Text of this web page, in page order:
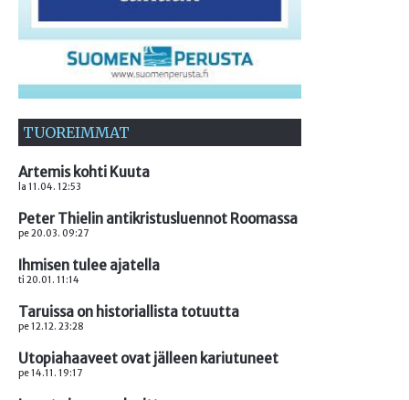
TUOREIMMAT
Artemis kohti Kuuta
la 11.04. 12:53
Peter Thielin antikristusluennot Roomassa
pe 20.03. 09:27
Ihmisen tulee ajatella
ti 20.01. 11:14
Taruissa on historiallista totuutta
pe 12.12. 23:28
Utopiahaaveet ovat jälleen kariutuneet
pe 14.11. 19:17